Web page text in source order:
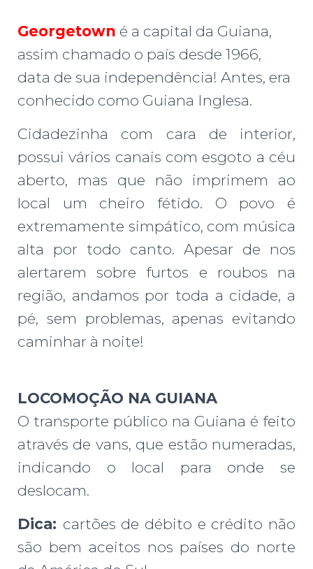
Georgetown é a capital da Guiana,
assim chamado o país desde 1966,
data de sua independência! Antes, era
conhecido como Guiana Inglesa.
Cidadezinha com cara de interior,
possui vários canais com esgoto a céu
aberto, mas que não imprimem ao
local um cheiro fétido. O povo é
extremamente simpático, com música
alta por todo canto. Apesar de nos
alertarem sobre furtos e roubos na
região, andamos por toda a cidade, a
pé, sem problemas, apenas evitando
caminhar à noite!
LOCOMOÇÃO NA GUIANA
O transporte público na Guiana é feito
através de vans, que estão numeradas,
indicando o local para onde se
deslocam.
Dica: cartões de débito e crédito não
são bem aceitos nos países do norte